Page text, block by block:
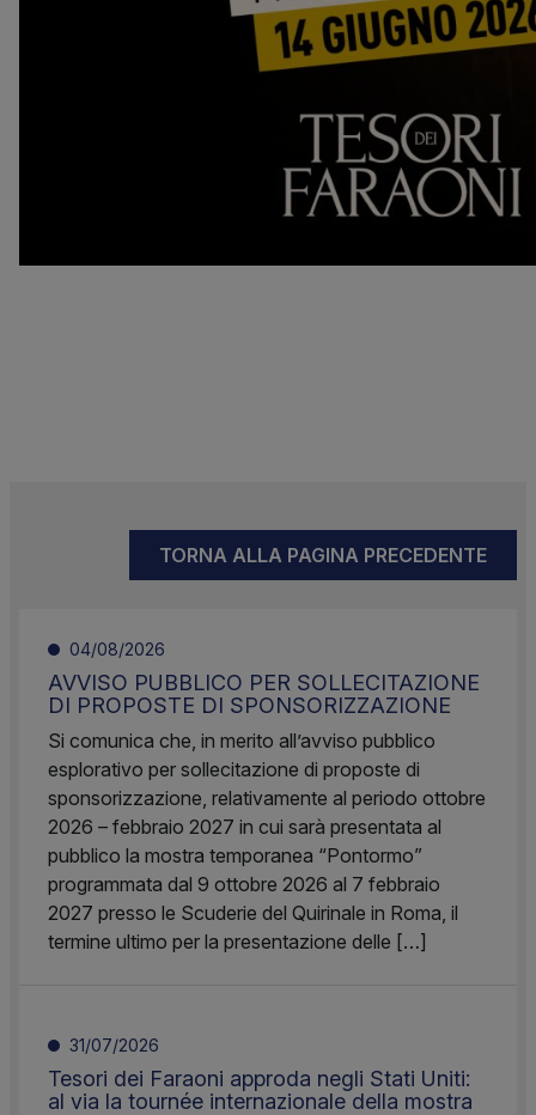
TORNA ALLA PAGINA PRECEDENTE
04/08/2026
AVVISO PUBBLICO PER SOLLECITAZIONE
DI PROPOSTE DI SPONSORIZZAZIONE
Si comunica che, in merito all’avviso pubblico
esplorativo per sollecitazione di proposte di
sponsorizzazione, relativamente al periodo ottobre
2026 – febbraio 2027 in cui sarà presentata al
pubblico la mostra temporanea “Pontormo”
programmata dal 9 ottobre 2026 al 7 febbraio
2027 presso le Scuderie del Quirinale in Roma, il
termine ultimo per la presentazione delle […]
31/07/2026
Tesori dei Faraoni approda negli Stati Uniti:
al via la tournée internazionale della mostra